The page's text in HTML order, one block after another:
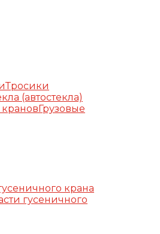
Тросики
(автостекла)
Грузовые
крана
гусеничного